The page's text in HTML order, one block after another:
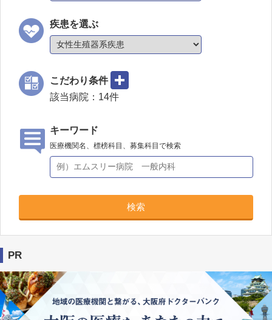
疾患を選ぶ
こだわり条件
該当病院： 14件
キーワード
医療機関名、標榜科目、募集科目で検索
検索
PR